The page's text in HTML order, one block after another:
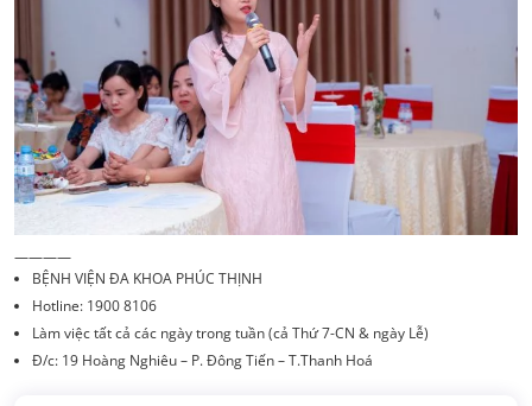
————
BỆNH VIỆN ĐA KHOA PHÚC THỊNH
Hotline: 1900 8106
Làm việc tất cả các ngày trong tuần (cả Thứ 7-CN & ngày Lễ)
Đ/c: 19 Hoàng Nghiêu – P. Đông Tiến – T.Thanh Hoá